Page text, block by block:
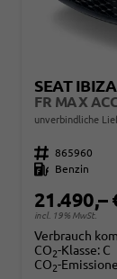
SEAT IBIZA
unverbindliche
Fahrzeugnr. 865960
Kraftstoff
Benzin
21.490,–
incl. 19% MwSt.
Verbrauch
CO2-Klasse: C
CO2-